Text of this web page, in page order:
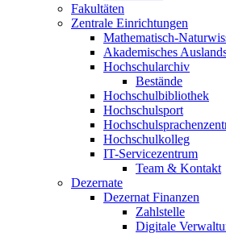
Fakultäten
Zentrale Einrichtungen
Mathematisch-
Akademisches
Hochschularchiv
Bestände
Hochschulbibliothek
Hochschulsport
Hochschulkolleg
IT-Servicezentrum
Team & Kontakt
Dezernate
Dezernat Finanzen
Zahlstelle
Digitale